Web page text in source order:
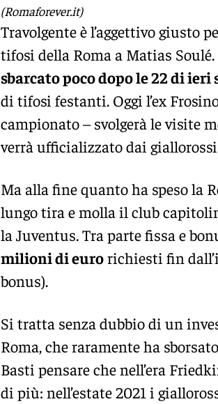
(Romaforever.it)
Travolgente è l’aggettivo giusto
tifosi della Roma a Matias Soulé.
sbarcato poco dopo le 22 di
di tifosi festanti. Oggi l’ex
campionato – svolgerà le visite
verrà ufficializzato dai
Ma alla fine quanto ha speso la
lungo tira e molla il club
la Juventus. Tra parte fissa e
milioni di eurorichiesti fin
bonus).
Si tratta senza dubbio di un
Roma, che raramente ha
Basti pensare che nell’era
di più: nell’estate 2021 i